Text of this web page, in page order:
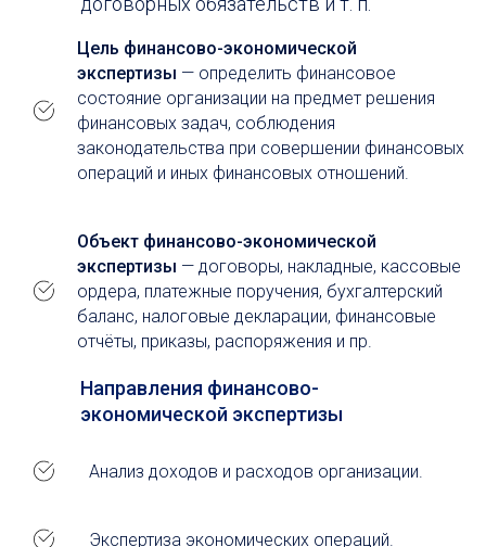
Цель финансово-экономической
экспертизы — определить финансовое
состояние организации на предмет решения
финансовых задач, соблюдения
законодательства при совершении финансовых
операций и иных финансовых отношений.
Объект финансово-экономической
экспертизы — договоры, накладные, кассовые
ордера, платежные поручения, бухгалтерский
баланс, налоговые декларации, финансовые
отчёты, приказы, распоряжения и пр.
Направления финансово-
экономической экспертизы
Анализ доходов и расходов организации.
Экспертиза экономических операций.